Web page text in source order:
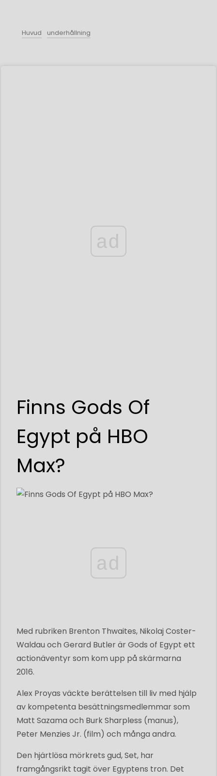
Huvud underhållning
ad
Finns Gods Of
Egypt på HBO
Max?
ad
Med rubriken Brenton Thwaites, Nikolaj Coster-
Waldau och Gerard Butler är Gods of Egypt ett
actionäventyr som kom upp på skärmarna
2016.
Alex Proyas väckte berättelsen till liv med hjälp
av kompetenta besättningsmedlemmar som
Matt Sazama och Burk Sharpless (manus),
Peter Menzies Jr. (film) och många andra.
Den hjärtlösa mörkrets gud, Set, har
framgångsrikt tagit över Egyptens tron. Det